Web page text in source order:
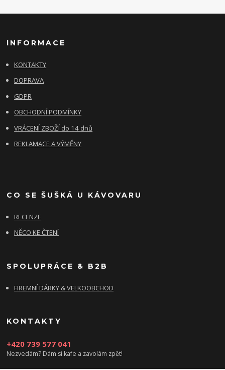
INFORMACE
KONTAKTY
DOPRAVA
GDPR
OBCHODNÍ PODMÍNKY
VRÁCENÍ ZBOŽÍ do 14 dnů
REKLAMACE A VÝMĚNY
CO SE ŠUŠKÁ U KÁVOVARU
RECENZE
NĚCO KE ČTENÍ
SPOLUPRÁCE & B2B
FIREMNÍ DÁRKY & VELKOOBCHOD
KONTAKTY
+420 739 577 041
Nezvedám? Dám si kafe a zavolám zpět!